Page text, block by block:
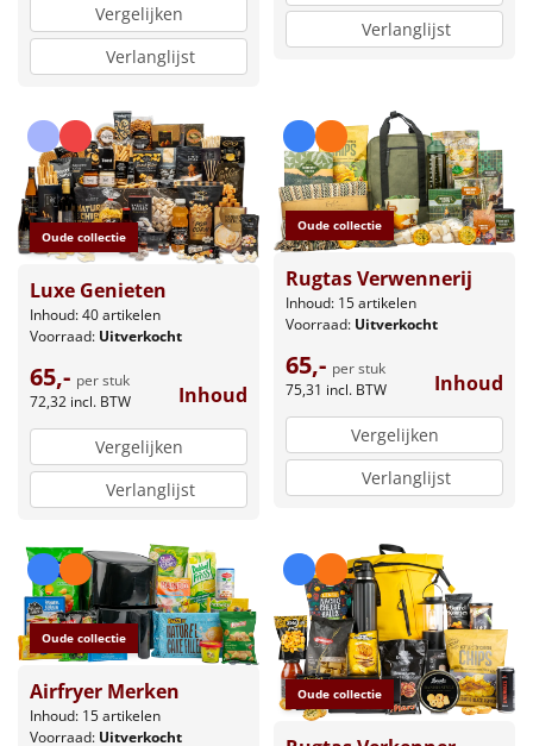
Vergelijken
Verlanglijst
Verlanglijst
Oude collectie
Luxe Genieten
Inhoud: 40 artikelen
Voorraad: Uitverkocht
65,- per stuk
72,32 incl. BTW Inhoud
Vergelijken
Verlanglijst
Oude collectie
Rugtas Verwennerij
Inhoud: 15 artikelen
Voorraad: Uitverkocht
65,- per stuk
75,31 incl. BTW Inhoud
Vergelijken
Verlanglijst
Oude collectie
Airfryer Merken
Inhoud: 15 artikelen
Voorraad: Uitverkocht
Oude collectie